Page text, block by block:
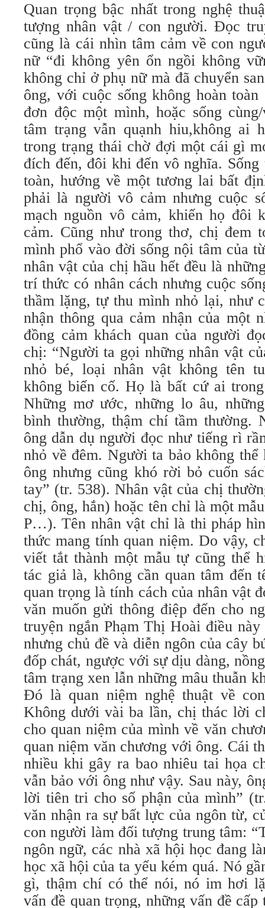
Quan trọng bậc nhất trong nghệ
tượng nhân vật / con người. Đọc
cũng là cái nhìn tâm cảm về con
nữ “đi không yên ổn ngồi không
không chỉ ở phụ nữ mà đã chuyển
ông, với cuộc sống không hoàn
đơn độc một mình, hoặc sống
tâm trạng vẫn quạnh hiu,không ai
trong trạng thái chờ đợi một cái gì
đích đến, đôi khi đến vô nghĩa.
toàn, hướng về một tương lai bất
phải là người vô cảm nhưng cuộc
mạch nguồn vô cảm, khiến họ đôi
cảm. Cũng như trong thơ, chị đem
mình phổ vào đời sống nội tâm của
nhân vật của chị hầu hết đều là
trí thức có nhân cách nhưng cuộc
thầm lặng, tự thu mình nhỏ lại, như
nhận thông qua cảm nhận của một
đồng cảm khách quan của người
chị: “Người ta gọi những nhân vật
nhỏ bé, loại nhân vật không tên
không biến cố. Họ là bất cứ ai
Những mơ ước, những lo âu,
bình thường, thậm chí tầm thường.
ông dẫn dụ người đọc như tiếng rì
nhỏ về đêm. Người ta bảo không thể
ông nhưng cũng khó rời bỏ cuốn
tay” (tr. 538). Nhân vật của chị
chị, ông, hắn) hoặc tên chỉ là một
P…). Tên nhân vật chỉ là thi pháp
thức mang tính quan niệm. Do vậy,
viết tắt thành một mẫu tự cũng thể
tác giả là, không cần quan tâm đến
quan trọng là tính cách của nhân vật
văn muốn gửi thông điệp đến cho
truyện ngắn Phạm Thị Hoài điều
nhưng chủ đề và diễn ngôn của cây
đốp chát, ngược với sự dịu dàng,
tâm trạng xen lẫn những mâu thuẫn
Đó là quan niệm nghệ thuật về
Không dưới vài ba lần, chị thác lời
cho quan niệm của mình về văn
quan niệm văn chương với ông. Cái
nhiều khi gây ra bao nhiêu tai họa
vẫn bảo với ông như vậy. Sau này,
lời tiên tri cho số phận của mình”
văn nhận ra sự bất lực của ngôn từ,
con người làm đối tượng trung tâm:
ngôn ngữ, các nhà xã hội học đang
học xã hội của ta yếu kém quá. Nó
gì, thậm chí có thể nói, nó im hơi
vấn đề quan trọng, những vấn đề